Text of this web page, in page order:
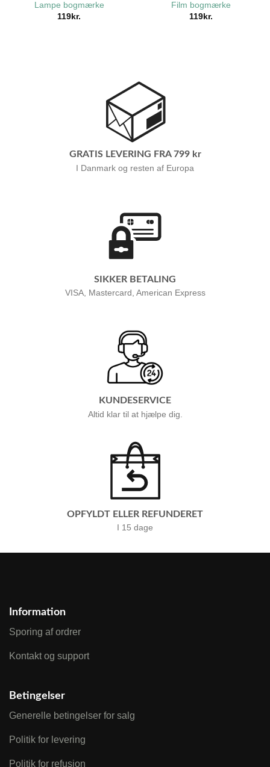
Lampe bogmærke
119kr.
Film bogmærke
119kr.
GRATIS LEVERING FRA 799 kr
I Danmark og resten af Europa
SIKKER BETALING
VISA, Mastercard, American Express
KUNDESERVICE
Altid klar til at hjælpe dig.
OPFYLDT ELLER REFUNDERET
I 15 dage
Information
Sporing af ordrer
Kontakt og support
Betingelser
Generelle betingelser for salg
Politik for levering
Politik for refusion